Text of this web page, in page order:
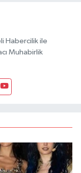
Habercilik ile
Muhabirlik